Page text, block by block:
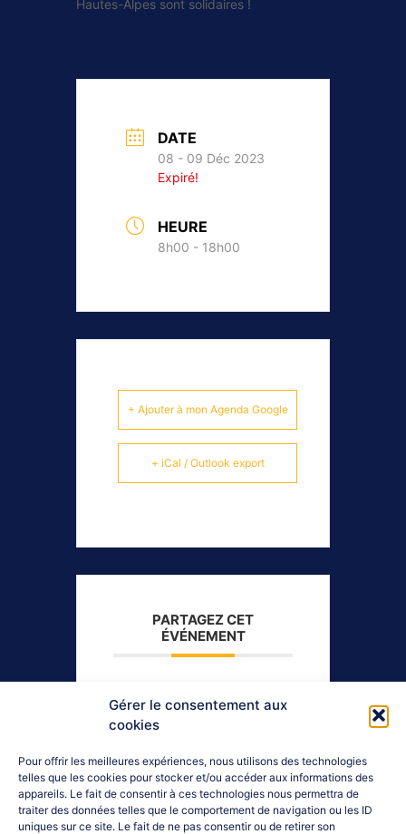
Gérer le consentement aux
cookies
Pour offrir les meilleures expériences, nous utilisons des technologies
telles que les cookies pour stocker et/ou accéder aux informations des
appareils. Le fait de consentir à ces technologies nous permettra de
traiter des données telles que le comportement de navigation ou les ID
uniques sur ce site. Le fait de ne pas consentir ou de retirer son
Hautes-Alpes sont solidaires !
DATE
08 - 09 Déc 2023
Expiré!
HEURE
8h00 - 18h00
+ Ajouter à mon Agenda Google
+ iCal / Outlook export
PARTAGEZ CET
ÉVÉNEMENT